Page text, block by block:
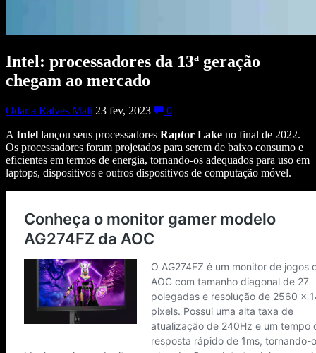
Intel: processadores da 13ª geração
chegam ao mercado
Odaria Ralves Mali 23 fev, 2023
0
A Intel lançou seus processadores Raptor Lake no final de 2022.
Os processadores foram projetados para serem de baixo consumo e
eficientes em termos de energia, tornando-os adequados para uso em
laptops, dispositivos e outros dispositivos de computação móvel.